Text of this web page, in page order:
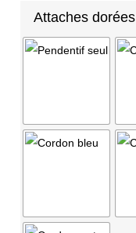
Attaches dorées